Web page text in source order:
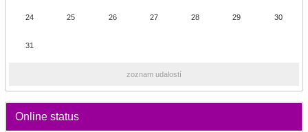
24 25 26 27 28 29 30
31
zoznam udalostí
Online status